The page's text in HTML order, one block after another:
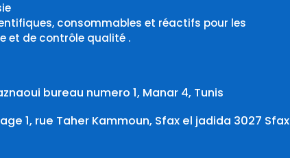
consommables et réactifs pour les
et de contrôle qualité .
bureau numero 1, Manar 4, Tunis
1, rue Taher Kammoun, Sfax el jadida 3027 Sfax